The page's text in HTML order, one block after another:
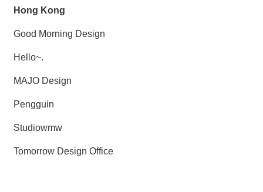
Hong Kong
Good Morning Design
Hello~.
MAJO Design
Pengguin
Studiowmw
Tomorrow Design Office